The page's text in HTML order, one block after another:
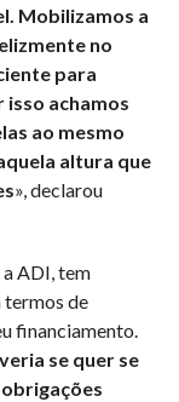
Mobilizamos a
no
para
isso achamos
ao mesmo
altura que
», declarou
ADI, tem
termos de
financiamento.
se quer se